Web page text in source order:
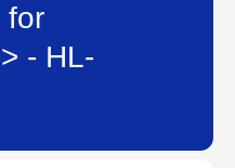
for
- HL-